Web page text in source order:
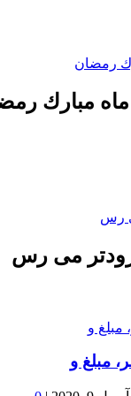
ماه مبارك
می رس
مبلغ و